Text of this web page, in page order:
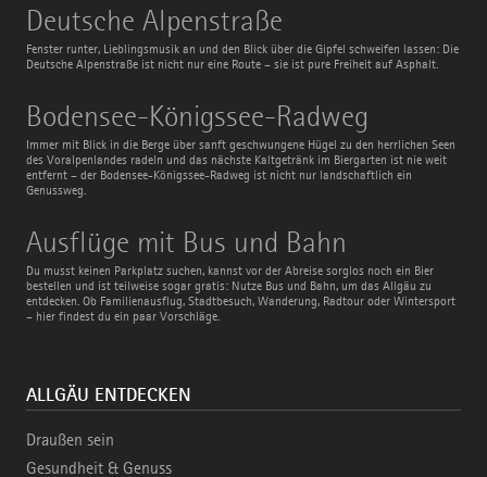
Deutsche Alpenstraße
Fenster runter, Lieblingsmusik an und den Blick über die Gipfel schweifen lassen: Die
Deutsche Alpenstraße ist nicht nur eine Route – sie ist pure Freiheit auf Asphalt.
Deutsche
Alpenstraße
Bodensee-Königssee-Radweg
Immer mit Blick in die Berge über sanft geschwungene Hügel zu den herrlichen Seen
des Voralpenlandes radeln und das nächste Kaltgetränk im Biergarten ist nie weit
entfernt – der Bodensee-Königssee-Radweg ist nicht nur landschaftlich ein
Genussweg.
Bodensee-
Königssee-
Radweg
Ausflüge mit Bus und Bahn
Du musst keinen Parkplatz suchen, kannst vor der Abreise sorglos noch ein Bier
bestellen und ist teilweise sogar gratis: Nutze Bus und Bahn, um das Allgäu zu
entdecken. Ob Familienausflug, Stadtbesuch, Wanderung, Radtour oder Wintersport
– hier findest du ein paar Vorschläge.
Ausflüge
mit
Bus
und
Bahn
ALLGÄU ENTDECKEN
Draußen sein
Gesundheit & Genuss